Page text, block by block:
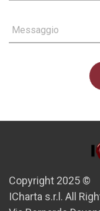
Messaggio
Copyright 2025 ©
ICharta s.r.l. All